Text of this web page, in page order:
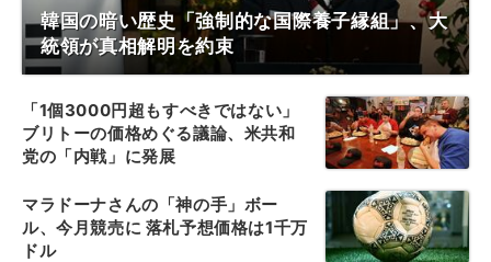
韓国の暗い歴史「強制的な国際養子縁組」、大
統領が真相解明を約束
「1個3000円超もすべきではない」
ブリトーの価格めぐる議論、米共和
党の「内戦」に発展
マラドーナさんの「神の手」ボー
ル、今月競売に 落札予想価格は1千万
ドル